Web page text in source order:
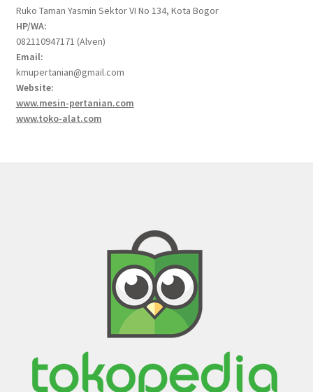
Ruko Taman Yasmin Sektor VI No 134, Kota Bogor
HP/WA:
082110947171 (Alven)
Email:
kmupertanian@gmail.com
Website:
www.mesin-pertanian.com
www.toko-alat.com